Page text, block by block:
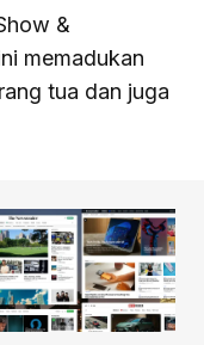
&
memadukan
tua dan juga